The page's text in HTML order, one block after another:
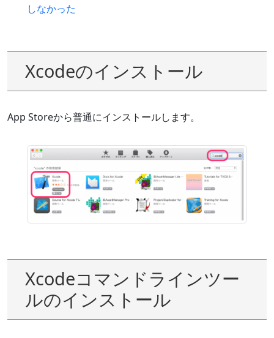
しなかった
Xcodeのインストール
App Storeから普通にインストールします。
Xcodeコマンドラインツー
ルのインストール